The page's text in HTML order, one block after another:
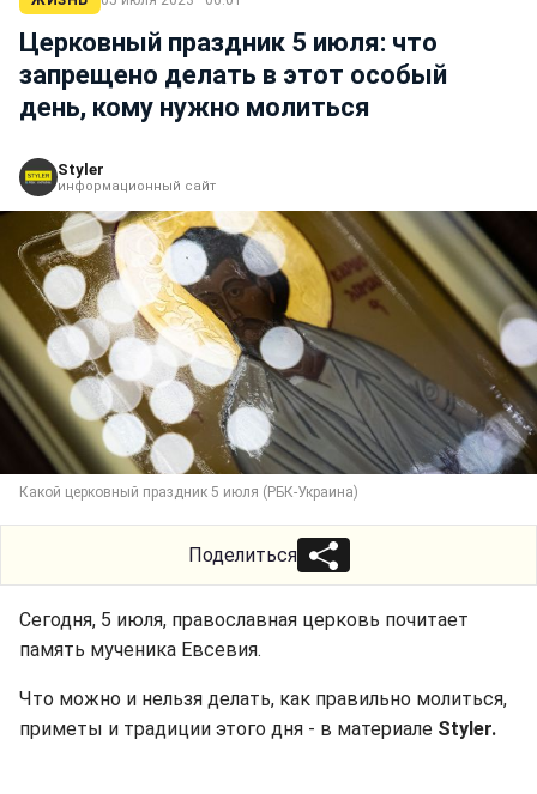
Церковный праздник 5 июля: что
запрещено делать в этот особый
день, кому нужно молиться
Styler
информационный сайт
Какой церковный праздник 5 июля (РБК-Украина)
Поделиться
Сегодня, 5 июля, православная церковь почитает
память мученика Евсевия.
Что можно и нельзя делать, как правильно молиться,
приметы и традиции этого дня - в материале Styler.